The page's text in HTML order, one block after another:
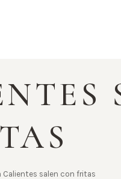
Calientes salen con fritas